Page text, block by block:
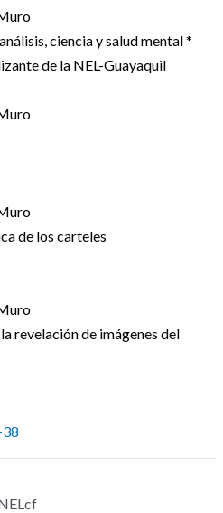
ciencia y salud mental *
de la NEL-Guayaquil
de los carteles
revelación de imágenes del